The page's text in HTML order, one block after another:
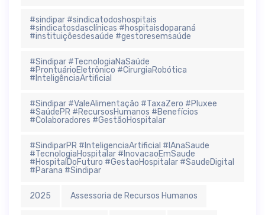
#sindipar #sindicatodoshospitais
#sindicatosdasclínicas #hospitaisdoparaná
#instituiçõesdesaúde #gestoresemsaúde
#Sindipar #TecnologiaNaSaúde
#ProntuárioEletrônico #CirurgiaRobótica
#InteligênciaArtificial
#Sindipar #ValeAlimentação #TaxaZero #Pluxee
#SaúdePR #RecursosHumanos #Benefícios
#Colaboradores #GestãoHospitalar
#SindiparPR #InteligenciaArtificial #IAnaSaude
#TecnologiaHospitalar #InovacaoEmSaude
#HospitalDoFuturo #GestaoHospitalar #SaudeDigital
#Parana #Sindipar
2025 Assessoria de Recursos Humanos